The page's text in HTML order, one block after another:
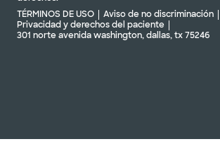
TÉRMINOS DE USO
Aviso de no discriminación
Privacidad y derechos del paciente
301 norte avenida washington, dallas, tx 75246